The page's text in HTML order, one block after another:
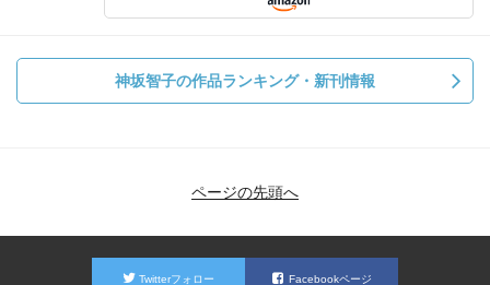
神坂智子の作品ランキング・新刊情報
ページの先頭へ
Twitterフォロー Facebookページ